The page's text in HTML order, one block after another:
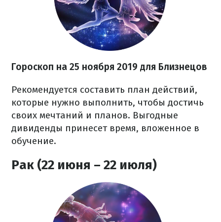
Гороскоп на 25 ноября 2019 для Близнецов
Рекомендуется составить план действий,
которые нужно выполнить, чтобы достичь
своих мечтаний и планов. Выгодные
дивиденды принесет время, вложенное в
обучение.
Рак (22 июня – 22 июля)